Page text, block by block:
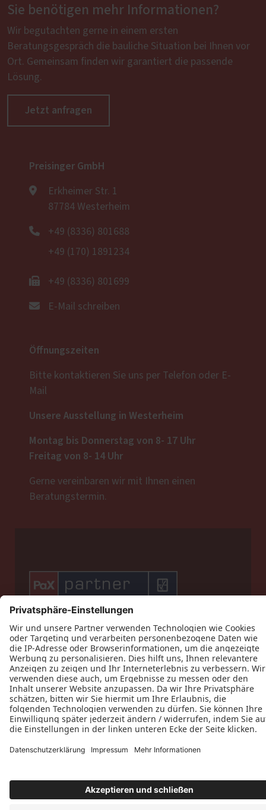
Sie benötigen mehr Informationen?
Wir begutachten gerne in einem ersten
Beratungsgespräch die bauliche Situation bei Ihnen vor
Ort. Gemeinsam finden wir garantiert die passende
Lösung.
Jetzt anfragen
Preisinger GmbH
Erkheimer Str. 1
87784 Westerheim
+49 (8336) 801688
+49 (170) 1891234
+49 (8336) 801699
E-Mail schreiben
Öffnungszeiten
Bitte kontaktieren Sie uns per Telefon oder E-
Mail
Unsere Ausstellung in Westerheim
Montag bis Donnerstag von 8- 17 Uhr
Freitag von 8- 14 Uhr
Gerne vereinbaren wir mit Ihnen einen
Beratungstermin.
   
   